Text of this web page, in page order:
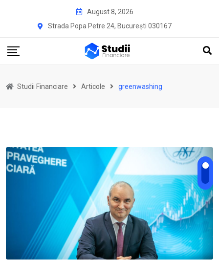
August 8, 2026
Strada Popa Petre 24, București 030167
Studii Financiare Articole greenwashing